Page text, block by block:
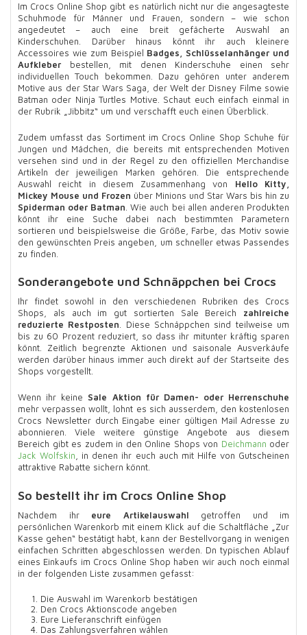
Im Crocs Online Shop gibt es natürlich nicht nur die angesagteste
Schuhmode für Männer und Frauen, sondern – wie schon
angedeutet – auch eine breit gefächerte Auswahl an
Kinderschuhen. Darüber hinaus könnt ihr auch kleinere
Accessoires wie zum Beispiel Badges, Schlüsselanhänger und
Aufkleber bestellen, mit denen Kinderschuhe einen sehr
individuellen Touch bekommen. Dazu gehören unter anderem
Motive aus der Star Wars Saga, der Welt der Disney Filme sowie
Batman oder Ninja Turtles Motive. Schaut euch einfach einmal in
der Rubrik „Jibbitz“ um und verschafft euch einen Überblick.
Zudem umfasst das Sortiment im Crocs Online Shop Schuhe für
Jungen und Mädchen, die bereits mit entsprechenden Motiven
versehen sind und in der Regel zu den offiziellen Merchandise
Artikeln der jeweiligen Marken gehören. Die entsprechende
Auswahl reicht in diesem Zusammenhang von Hello Kitty,
Mickey Mouse und Frozen über Minions und Star Wars bis hin zu
Spiderman oder Batman . Wie auch bei allen anderen Produkten
könnt ihr eine Suche dabei nach bestimmten Parametern
sortieren und beispielsweise die Größe, Farbe, das Motiv sowie
den gewünschten Preis angeben, um schneller etwas Passendes
zu finden.
Sonderangebote und Schnäppchen bei Crocs
Ihr findet sowohl in den verschiedenen Rubriken des Crocs
Shops, als auch im gut sortierten Sale Bereich zahlreiche
reduzierte Restposten. Diese Schnäppchen sind teilweise um
bis zu 60 Prozent reduziert, so dass ihr mitunter kräftig sparen
könnt. Zeitlich begrenzte Aktionen und saisonale Ausverkäufe
werden darüber hinaus immer auch direkt auf der Startseite des
Shops vorgestellt.
Wenn ihr keine Sale Aktion für Damen- oder Herrenschuhe
mehr verpassen wollt, lohnt es sich ausserdem, den kostenlosen
Crocs Newsletter durch Eingabe einer gültigen Mail Adresse zu
abonnieren. Viele weitere günstige Angebote aus diesem
Bereich gibt es zudem in den Online Shops von Deichmann oder
Jack Wolfskin, in denen ihr euch auch mit Hilfe von Gutscheinen
attraktive Rabatte sichern könnt.
So bestellt ihr im Crocs Online Shop
Nachdem ihr eure Artikelauswahl getroffen und im
persönlichen Warenkorb mit einem Klick auf die Schaltfläche „Zur
Kasse gehen“ bestätigt habt, kann der Bestellvorgang in wenigen
einfachen Schritten abgeschlossen werden. Dn typischen Ablauf
eines Einkaufs im Crocs Online Shop haben wir auch noch einmal
in der folgenden Liste zusammen gefasst:
Die Auswahl im Warenkorb bestätigen
Den Crocs Aktionscode angeben
Eure Lieferanschrift einfügen
Das Zahlungsverfahren wählen